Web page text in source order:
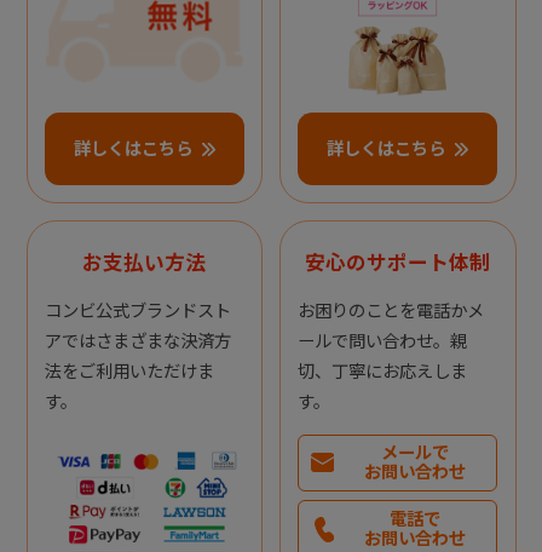
詳しくはこちら 詳しくはこちら
お支払い方法
コンビ公式ブランドスト
アではさまざまな決済方
法をご利用いただけま
す。
安心のサポート体制
お困りのことを電話かメ
ールで問い合わせ。親
切、丁寧にお応えしま
す。
メールで
お問い合わせ
電話で
お問い合わせ